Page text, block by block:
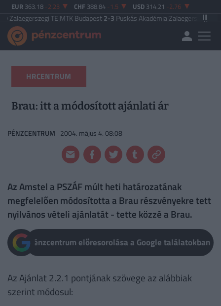
EUR 363.18 -2.23 CHF 388.84 -1.5 USD 314.21 -2.76
TE|MTK Budapest2-3Puskás Akadémia|Zalaegerszegi TE5-2 Paksi
HRCENTRUM
Brau: itt a módosított ajánlati ár
PÉNZCENTRUM 2004. május 4. 08:08
Az Amstel a PSZÁF múlt heti határozatának
megfelelően módosította a Brau részvényekre tett
nyilvános vételi ajánlatát - tette közzé a Brau.
Pénzcentrum előresorolása a Google találatokban
Az Ajánlat 2.2.1 pontjának szövege az alábbiak
szerint módosul: